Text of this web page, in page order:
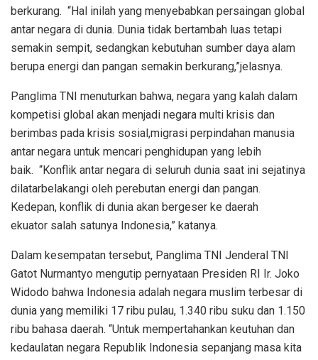
berkurang. “Hal inilah yang menyebabkan persaingan global
antar negara di dunia. Dunia tidak bertambah luas tetapi
semakin sempit, sedangkan kebutuhan sumber daya alam
berupa energi dan pangan semakin berkurang,”jelasnya.
Panglima TNI menuturkan bahwa, negara yang kalah dalam
kompetisi global akan menjadi negara multi krisis dan
berimbas pada krisis sosial,migrasi perpindahan manusia
antar negara untuk mencari penghidupan yang lebih
baik. “Konflik antar negara di seluruh dunia saat ini sejatinya
dilatarbelakangi oleh perebutan energi dan pangan.
Kedepan, konflik di dunia akan bergeser ke daerah
ekuator salah satunya Indonesia,” katanya.
Dalam kesempatan tersebut, Panglima TNI Jenderal TNI
Gatot Nurmantyo mengutip pernyataan Presiden RI Ir. Joko
Widodo bahwa Indonesia adalah negara muslim terbesar di
dunia yang memiliki 17 ribu pulau, 1.340 ribu suku dan 1.150
ribu bahasa daerah. “Untuk mempertahankan keutuhan dan
kedaulatan negara Republik Indonesia sepanjang masa kita